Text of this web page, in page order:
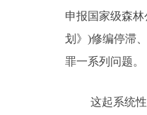
申报国家级森
划》)修编停滞
罪一系列问题。
这起系统